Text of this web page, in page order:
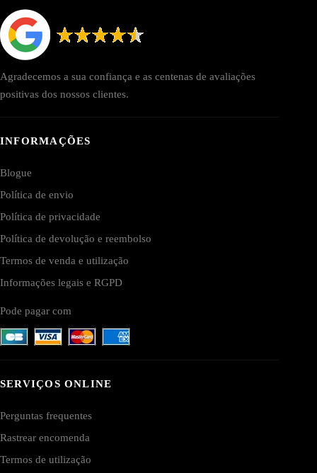
Agradecemos a sua confiança e as centenas de avaliações
positivas dos nossos clientes.
INFORMAÇÕES
Blogue
Política de envio
Política de privacidade
Política de devolução e reembolso
Termos de venda e utilização
Informações legais e RGPD
Pode pagar com
SERVIÇOS ONLINE
Perguntas frequentes
Rastrear encomenda
Termos de utilização